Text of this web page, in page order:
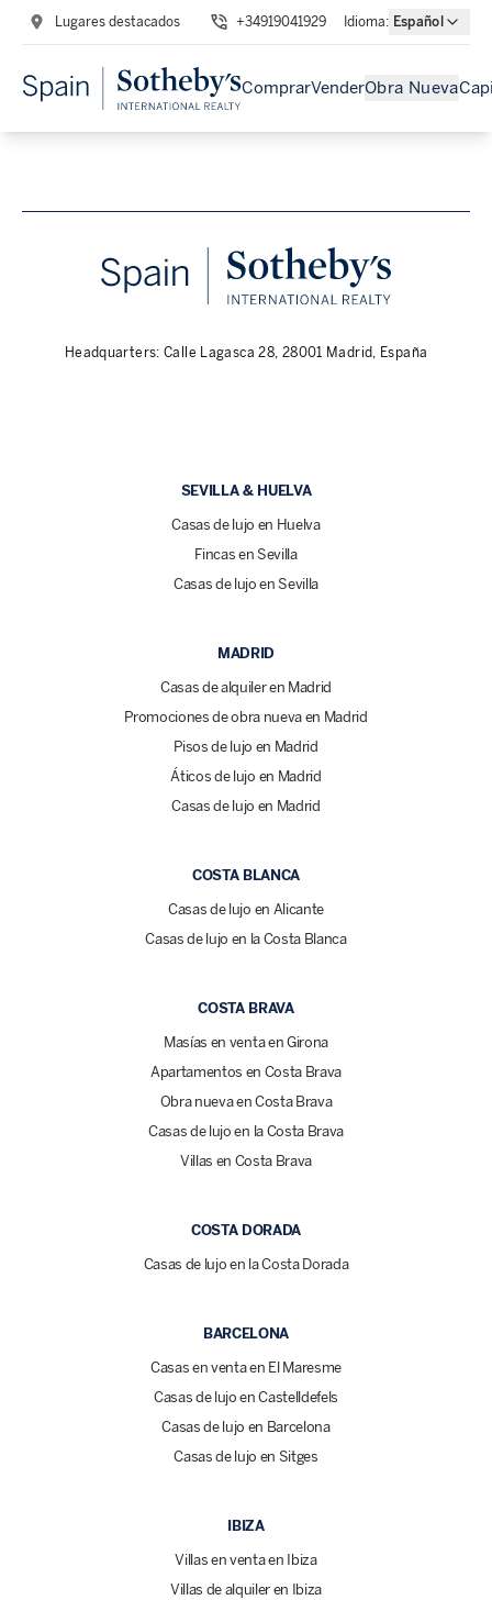
Lugares destacados +34919041929 Idioma: Español
ComprarVenderObra Nueva
Headquarters: Calle Lagasca 28, 28001 Madrid, España
SEVILLA & HUELVA
Casas de lujo en Huelva
Fincas en Sevilla
Casas de lujo en Sevilla
MADRID
Casas de alquiler en Madrid
Promociones de obra nueva en Madrid
Pisos de lujo en Madrid
Áticos de lujo en Madrid
Casas de lujo en Madrid
COSTA BLANCA
Casas de lujo en Alicante
Casas de lujo en la Costa Blanca
COSTA BRAVA
Masías en venta en Girona
Apartamentos en Costa Brava
Obra nueva en Costa Brava
Casas de lujo en la Costa Brava
Villas en Costa Brava
COSTA DORADA
Casas de lujo en la Costa Dorada
BARCELONA
Casas en venta en El Maresme
Casas de lujo en Castelldefels
Casas de lujo en Barcelona
Casas de lujo en Sitges
IBIZA
Villas en venta en Ibiza
Villas de alquiler en Ibiza